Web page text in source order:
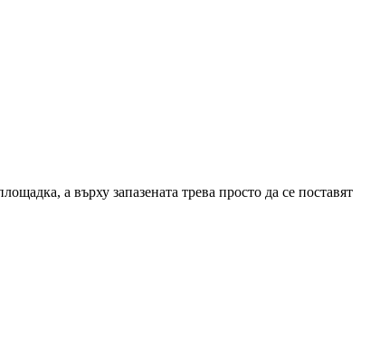
а върху запазената трева просто да се поставят